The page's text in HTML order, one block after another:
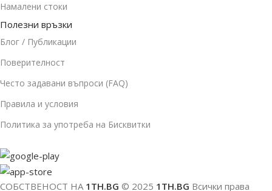
Намалени стоки
Полезни връзки
Блог / Публикации
Поверителност
Често задавани въпроси (FAQ)
Правила и условия
Политика за употреба на Бисквитки
СОБСТВЕНОСТ НА 1TH.BG © 2025 1TH.BG Всички права